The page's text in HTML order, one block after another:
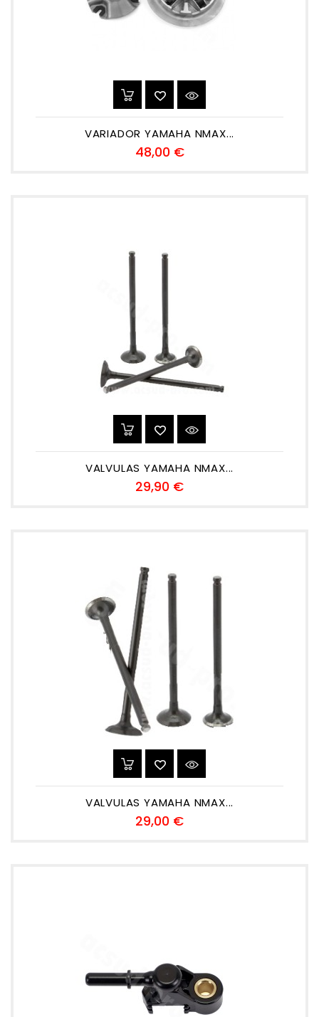
VARIADOR YAMAHA NMAX...
48,00 €Precio
VALVULAS YAMAHA NMAX...
29,90 €Precio
VALVULAS YAMAHA NMAX...
29,00 €Precio